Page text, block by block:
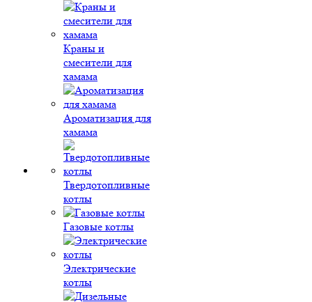
Краны и
смесители для
хамама
Ароматизация для
хамама
Твердотопливные
котлы
Газовые котлы
Электрические
котлы